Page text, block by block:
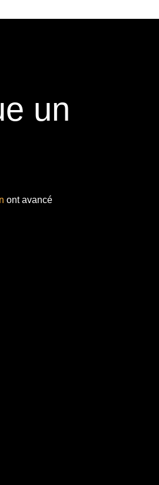
un
ont avancé